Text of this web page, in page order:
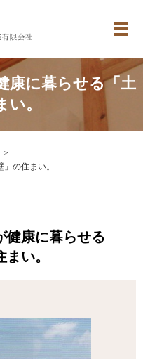
メ
康に暮らせる「土
。
の住まい。
健康に暮らせる
まい。